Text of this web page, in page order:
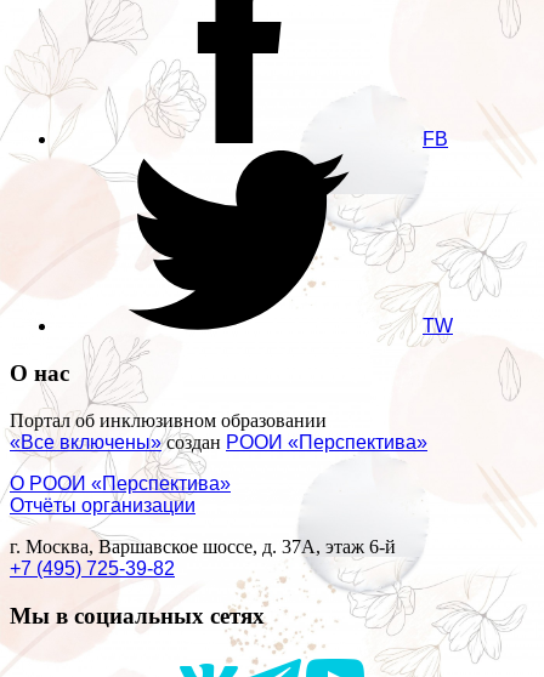
FB
TW
О нас
Портал об инклюзивном образовании
«Все включены»создан РООИ «Перспектива»
О РООИ «Перспектива»
Отчёты организации
г. Москва, Варшавское шоссе, д. 37А, этаж 6-й
+7 (495) 725-39-82
Мы в социальных сетях